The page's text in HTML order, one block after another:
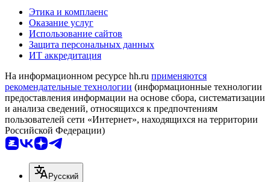
Этика и комплаенс
Оказание услуг
Использование сайтов
Защита персональных данных
ИТ аккредитация
На информационном ресурсе hh.ru применяются
рекомендательные технологии (информационные технологии
предоставления информации на основе сбора, систематизации
и анализа сведений, относящихся к предпочтениям
пользователей сети «Интернет», находящихся на территории
Российской Федерации)
Русский